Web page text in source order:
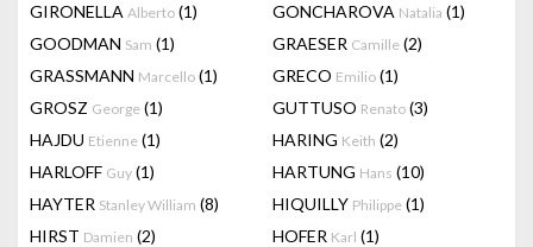
GIRONELLA Alberto (1) GONCHAROVA Natalia (1)
GOODMAN Sam (1) GRAESER Camille (2)
GRASSMANN Marcello (1) GRECO Emilio (1)
GROSZ George (1) GUTTUSO Renato (3)
HAJDU Etienne (1) HARING Keith (2)
HARLOFF Guy (1) HARTUNG Hans (10)
HAYTER Stanley William (8) HIQUILLY Philippe (1)
HIRST Damien (2) HOFER Karl (1)